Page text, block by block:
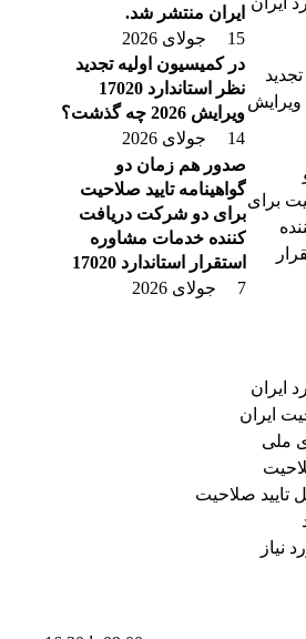
ایران منتشر شد.
15 جولای 2026
در کمیسیون اولیه تجدید
نظر استاندارد 17020
ویرایش 2026 چه گذشت؟
14 جولای 2026
صدور هم زمان دو
گواهینامه تایید صلاحیت
برای دو شرکت دریافت
کننده خدمات مشاوره
استقرار استاندارد 17020
7 جولای 2026
ایران
ایران
ملی
تایید صلاحیت
نیاز